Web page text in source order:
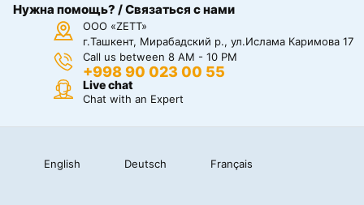
Нужна помощь? / Связаться с нами
ООО «ZETT»
г.Ташкент, Мирабадский р., ул.Ислама Каримова 17
Call us between 8 AM - 10 PM
+998 90 023 00 55
Live chat
Chat with an Expert
English Deutsch Français